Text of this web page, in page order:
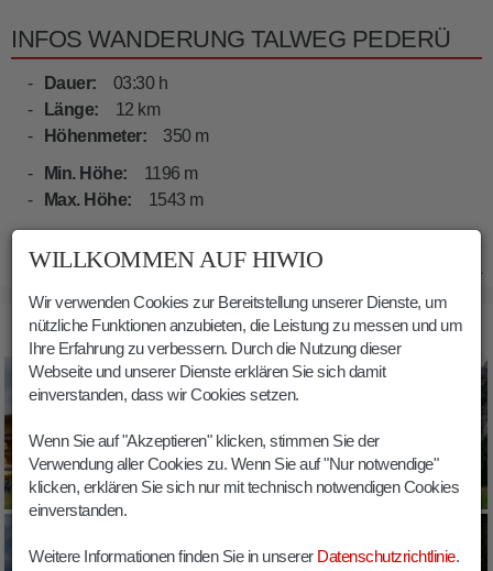
INFOS WANDERUNG TALWEG PEDERÜ
Dauer:
03:30 h
Länge:
12 km
Höhenmeter:
350 m
Min. Höhe:
1196 m
Max. Höhe:
1543 m
BILDER WANDERUNG TALWEG PEDERÜ
WILLKOMMEN AUF HIWIO
Wir verwenden Cookies zur Bereitstellung unserer Dienste, um
nützliche Funktionen anzubieten, die Leistung zu messen und um
Ihre Erfahrung zu verbessern. Durch die Nutzung dieser
Webseite und unserer Dienste erklären Sie sich damit
einverstanden, dass wir Cookies setzen.
Wenn Sie auf "Akzeptieren" klicken, stimmen Sie der
Verwendung aller Cookies zu. Wenn Sie auf "Nur notwendige"
klicken, erklären Sie sich nur mit technisch notwendigen Cookies
einverstanden.
Weitere Informationen finden Sie in unserer Datenschutzrichtlinie.